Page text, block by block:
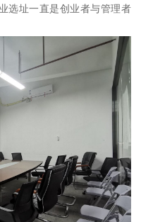
选址一直是创业者与管理者